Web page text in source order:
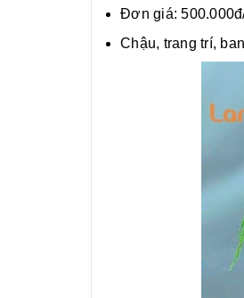
Đơn giá:
Chậu, trang trí,